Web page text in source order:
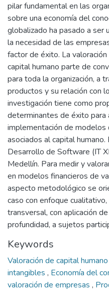
pilar fundamental en las
sobre una economía del
globalizado ha pasado a ser
la necesidad de las
factor de éxito. La
capital humano parte de
para toda la organización, a
productos y su relación con
investigación tiene como
determinantes de éxito para
implementación de
asociados al capital
Desarrollo de Software (IT
Medellín. Para medir y
en modelos financieros de
aspecto metodológico se
caso con enfoque
transversal, con aplicación
profundidad, a sujetos
Keywords
Valoración de capital humano
intangibles , Economía del
valoración de empresas ,